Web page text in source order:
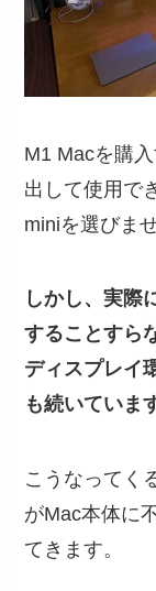
M1 Macを購
出して使用で
miniを選びま
しかし、実際
することすら
ディスプレイ
も続いていま
こうなってく
がMac本体に
てきます。